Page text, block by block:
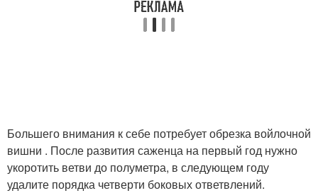
Большего внимания к себе потребует обрезка войлочной
вишни . После развития саженца на первый год нужно
укоротить ветви до полуметра, в следующем году
удалите порядка четверти боковых ответвлений.